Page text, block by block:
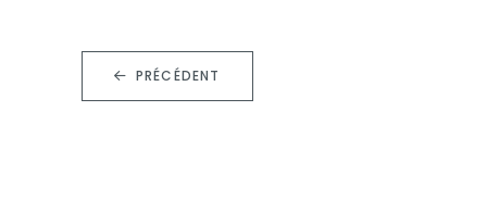
PRÉCÉDENT